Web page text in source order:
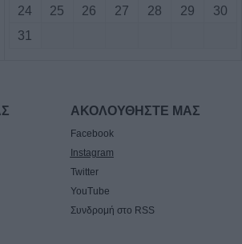
24
25 26 27 28 29
30
31
ΑΚΟΛΟΥΘΗΣΤΕ ΜΑΣ
Facebook
Instagram
Twitter
YouTube
Συνδρομή στο RSS